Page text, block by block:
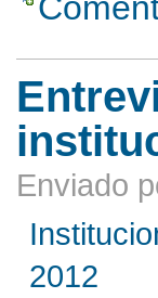
Enviado
2012